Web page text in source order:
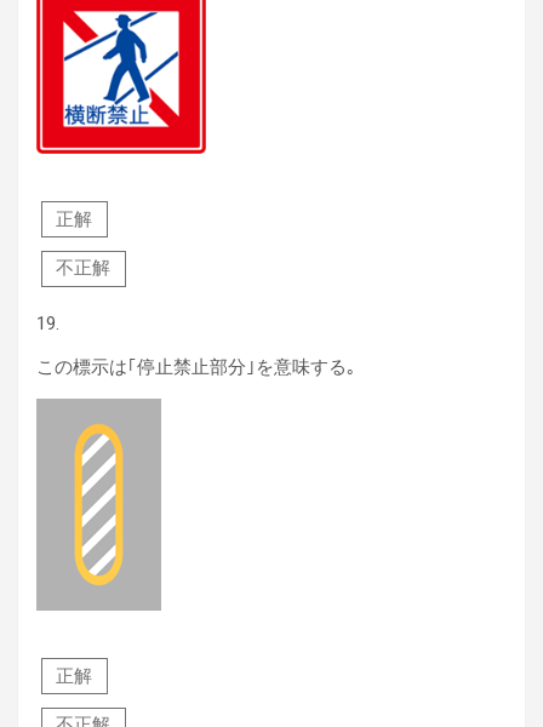
正解
不正解
19.
この標示は｢停止禁止部分｣を意味する｡
正解